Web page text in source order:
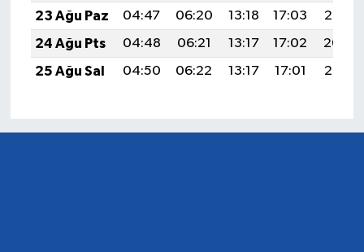
23 Ağu Paz
04:47 06:20 13:18 17:03
20:05
24 Ağu Pts
04:48 06:21 13:17 17:02
20:04
25 Ağu Sal
04:50 06:22 13:17 17:01 20:02